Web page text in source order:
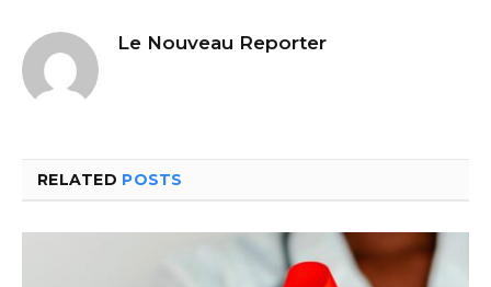
Le Nouveau Reporter
RELATED POSTS